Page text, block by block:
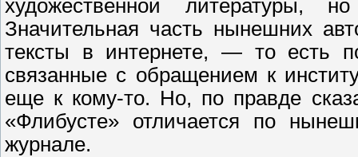
художественной литературы,
Значительная часть нынешних
тексты в интернете, — то есть
связанные с обращением к
еще к кому-то. Но, по правде
«Флибусте» отличается по
журнале.